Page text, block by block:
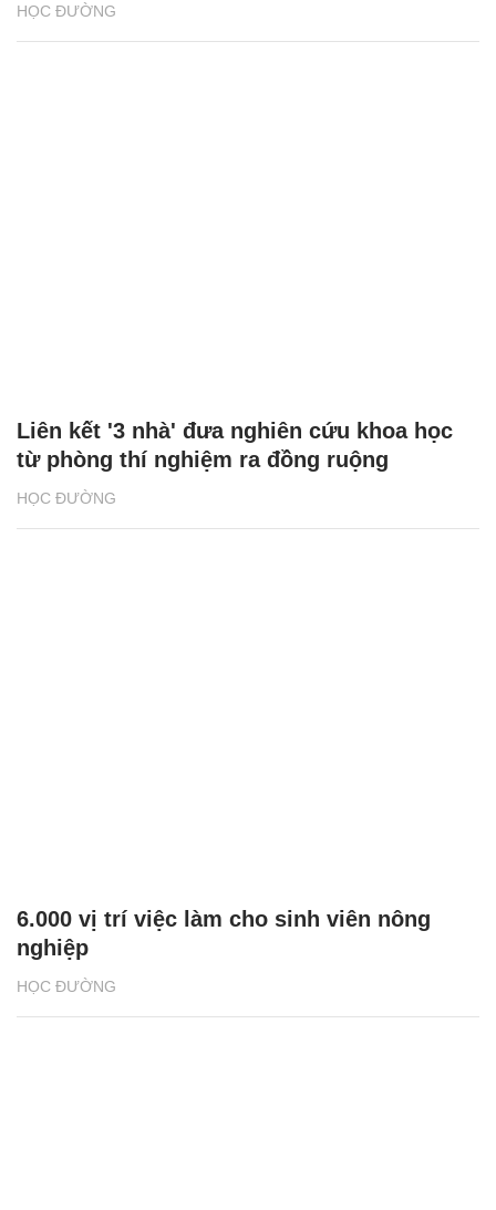
HỌC ĐƯỜNG
HỌC ĐƯỜNG
Liên kết '3 nhà' đưa nghiên cứu khoa học
từ phòng thí nghiệm ra đồng ruộng
HỌC ĐƯỜNG
6.000 vị trí việc làm cho sinh viên nông
nghiệp